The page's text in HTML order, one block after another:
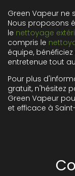
Green Vapeur ne
Nous proposons
le nettoyage
compris le
équipe,
entretenue tout
Pour plus
gratuit, n'hésitez
Green Vapeur
et efficace à